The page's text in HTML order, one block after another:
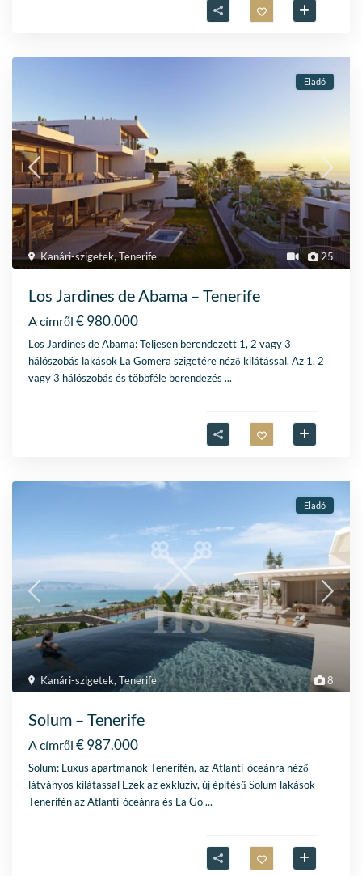
25
Kanári-szigetek,Tenerife
Eladó
Los Jardines de Abama – Tenerife
A címről € 980.000
Los Jardines de Abama: Teljesen berendezett 1, 2 vagy 3
hálószobás lakások La Gomera szigetére néző kilátással. Az 1, 2
vagy 3 hálószobás és többféle berendezés...
8
Kanári-szigetek,Tenerife
Eladó
Solum – Tenerife
A címről € 987.000
Solum: Luxus apartmanok Tenerifén, az Atlanti-óceánra néző
látványos kilátással Ezek az exkluzív, új építésű Solum lakások
Tenerifén az Atlanti-óceánra és La Go...